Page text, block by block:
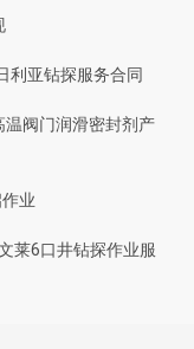
利亚钻探服务合同
阀门润滑密封剂产
业
莱6口井钻探作业服